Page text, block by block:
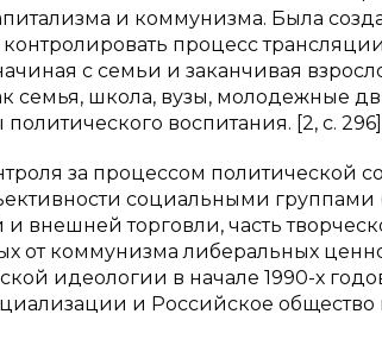
и коммунизма. Была
процесс
с семьи и заканчивая
семья, школа, вузы, молодежные
воспитания. [2, c. 296]
за процессом политической
социальными группами
внешней торговли, часть
от коммунизма либеральных
идеологии в начале 1990-х
и Российское общество